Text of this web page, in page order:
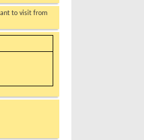
to visit from